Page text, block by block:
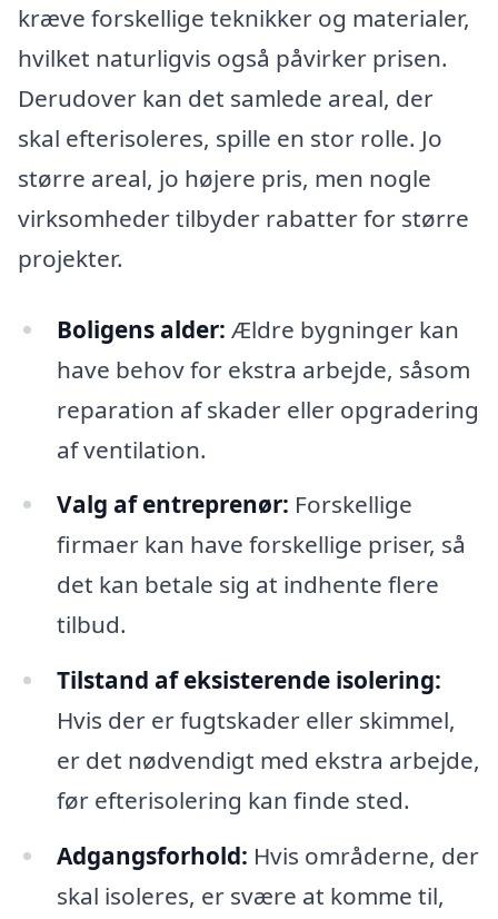
kræve forskellige teknikker og materialer,
hvilket naturligvis også påvirker prisen.
Derudover kan det samlede areal, der
skal efterisoleres, spille en stor rolle. Jo
større areal, jo højere pris, men nogle
virksomheder tilbyder rabatter for større
projekter.
Boligens alder: Ældre bygninger kan
have behov for ekstra arbejde, såsom
reparation af skader eller opgradering
af ventilation.
Valg af entreprenør: Forskellige
firmaer kan have forskellige priser, så
det kan betale sig at indhente flere
tilbud.
Tilstand af eksisterende isolering:
Hvis der er fugtskader eller skimmel,
er det nødvendigt med ekstra arbejde,
før efterisolering kan finde sted.
Adgangsforhold: Hvis områderne, der
skal isoleres, er svære at komme til,